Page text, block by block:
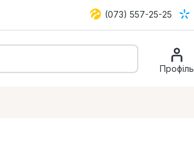
(073) 557-25-25
Профіль